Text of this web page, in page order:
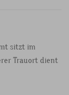
sitzt im
Trauort dient